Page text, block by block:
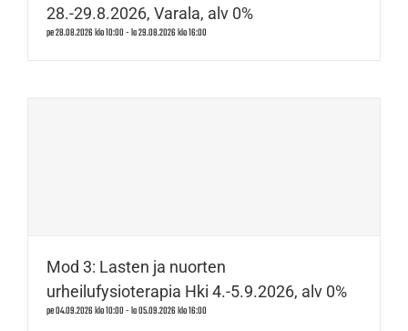
28.-29.8.2026, Varala, alv 0%
pe 28.08.2026 klo 10:00-la 29.08.2026 klo 16:00
Mod 3: Lasten ja nuorten
urheilufysioterapia Hki 4.-5.9.2026, alv 0%
pe 04.09.2026 klo 10:00-la 05.09.2026 klo 16:00